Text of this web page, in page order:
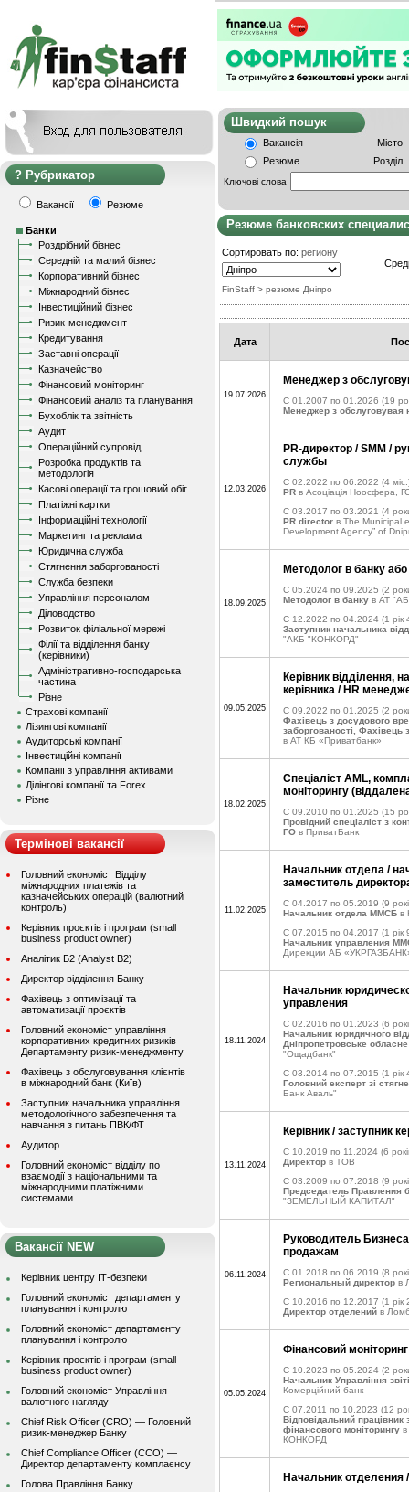
Рубрикатор
Вакансії Резюме
Банки
Роздрібний бізнес
Середній та малий бізнес
Корпоративний бізнес
Міжнародний бізнес
Інвестиційний бізнес
Ризик-менеджмент
Кредитування
Заставні операції
Казначейство
Фінансовий моніторинг
Фінансовий аналіз та планування
Бухоблік та звітність
Аудит
Операційний супровід
Розробка продуктів та
методологія
Касові операції та грошовий обіг
Платіжні картки
Інформаційні технології
Маркетинг та реклама
Юридична служба
Стягнення заборгованості
Служба безпеки
Управління персоналом
Діловодство
Розвиток філіальної мережі
Філії та відділення банку
(керівники)
Адміністративно-господарська
частина
Різне
Страхові компанії
Лізингові компанії
Аудиторські компанії
Інвестиційні компанії
Компанії з управління активами
Ділінгові компанії та Forex
Різне
Термінові вакансії
Головний економіст Відділу
міжнародних платежів та
казначейських операцій (валютний
контроль)
Керівник проєктів і програм (small
business product owner)
Аналітик Б2 (Analyst B2)
Директор відділення Банку
Фахівець з оптимізації та
автоматизації проєктів
Головний економіст управління
корпоративних кредитних ризиків
Департаменту ризик-менеджменту
Фахівець з обслуговування клієнтів
в міжнародний банк (Київ)
Заступник начальника управління
методологічного забезпечення та
навчання з питань ПВК/ФТ
Аудитор
Головний економіст відділу по
взаємодії з національними та
міжнародними платіжними
системами
Вакансії NEW
Керівник центру ІТ-безпеки
Головний економіст департаменту
планування і контролю
Головний економіст департаменту
планування і контролю
Керівник проєктів і програм (small
business product owner)
Головний економіст Управління
валютного нагляду
Chief Risk Officer (CRO) — Головний
ризик-менеджер Банку
Chief Compliance Officer (CCO) —
Директор департаменту комплаєнсу
Голова Правління Банку
Швидкий
Вакансія
Місто
Резюме
Розділ
Ключові слова
Резюме банковских
Сортировать по: региону
FinStaff > резюме Дніпро
Дата
19.07.2026
Менеджер з
C 01.2007 по 01.2026 (19
Менеджер з обслуговувая
12.03.2026
PR-директор / SMM /
службы
C 02.2022 по 06.2022 (4
PR в Асоціація Ноосфера,
C 03.2017 по 03.2021 (4
PR director в The Municipal
Development Agency” of
18.09.2025
Методолог в банку або
C 05.2024 по 09.2025 (2
Методолог в банку в АТ
C 12.2022 по 04.2024 (1 рік
Заступник начальника
"АКБ "КОНКОРД"
09.05.2025
Керівник відділення,
керівника / HR
C 09.2022 по 01.2025 (2
Фахівець з досудового
заборгованості, Фахівець
в АТ КБ «Приватбанк»
18.02.2025
Спеціаліст AML,
моніторингу
C 09.2010 по 01.2025 (15
Провідний спеціаліст з
ГО в ПриватБанк
11.02.2025
Начальник отдела /
заместитель
C 04.2017 по 05.2019 (9
Начальник отдела ММСБ в
C 07.2015 по 04.2017 (1 рік
Начальник управления
Дирекции АБ
18.11.2024
Начальник
управления
C 02.2016 по 01.2023 (6
Начальник юридичного
Дніпропетровське
"Ощадбанк"
C 03.2014 по 07.2015 (1 рік
Головний експерт зі
Банк Аваль"
13.11.2024
Керівник / заступник
C 10.2019 по 11.2024 (6
Директор в ТОВ
C 03.2009 по 07.2018 (9
Председатель Правления
"ЗЕМЕЛЬНЫЙ КАПИТАЛ"
06.11.2024
Руководитель
продажам
C 01.2018 по 06.2019 (8
Региональный директор в
C 10.2016 по 12.2017 (1 рік
Директор отделений в
05.05.2024
Фінансовий моніторинг
C 10.2023 по 05.2024 (2
Начальник Управління
Комерційний банк
C 07.2011 по 10.2023 (12
Відповідальний працівник
фінансового моніторингу
КОНКОРД
Начальник отделения